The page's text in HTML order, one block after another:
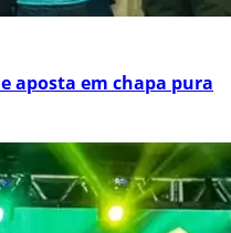
aposta em chapa pura